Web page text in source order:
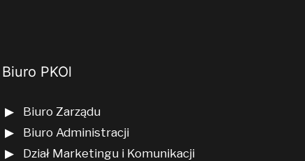
Biuro PKOl
Biuro Zarządu
Biuro Administracji
Dział Marketingu i Komunikacji